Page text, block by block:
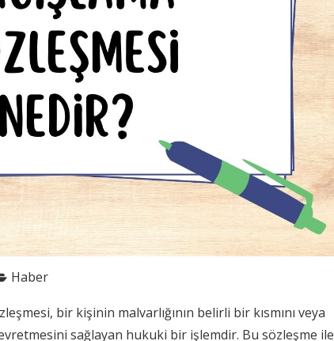
Haber
bir kişinin malvarlığının belirli bir kısmını veya
sağlayan hukuki bir işlemdir. Bu sözleşme ile